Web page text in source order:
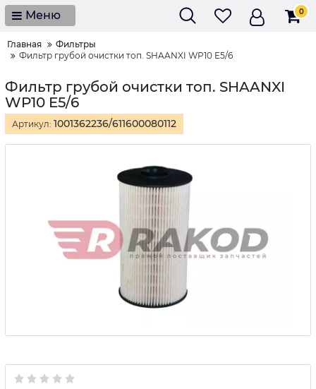
Меню 0
Главная
Фильтры
Фильтр грубой очистки топ. SHAANXI WP10 E5/6
Фильтр грубой очистки топ. SHAANXI
WP10 E5/6
Артикул: 1001362236/611600080112